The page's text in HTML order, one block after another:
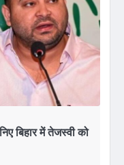
बिहार में तेजस्वी को